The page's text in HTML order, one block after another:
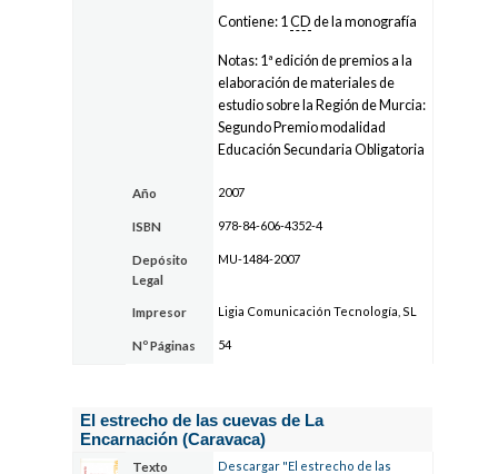
Contiene: 1CD de la monografía
Notas: 1ª edición de premios a la
elaboración de materiales de
estudio sobre la Región de Murcia:
Segundo Premio modalidad
Educación Secundaria Obligatoria
Año 2007
ISBN 978-84-606-4352-4
Depósito
Legal
MU-1484-2007
Impresor Ligia Comunicación Tecnología, SL
Nº Páginas 54
El estrecho de las cuevas de La
Encarnación (Caravaca)
Texto
Descargar "El estrecho de las